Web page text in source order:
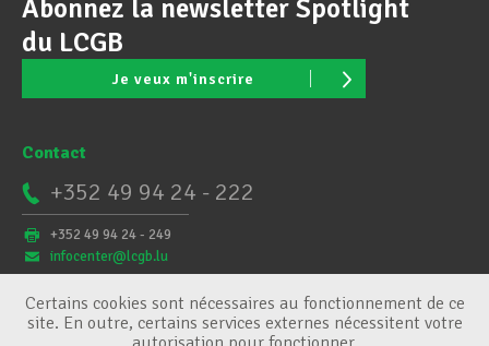
Abonnez la newsletter Spotlight
du LCGB
Je veux m'inscrire
Contact
+352 49 94 24 - 222
+352 49 94 24 - 249
infocenter@lcgb.lu
Certains cookies sont nécessaires au fonctionnement de ce
site. En outre, certains services externes nécessitent votre